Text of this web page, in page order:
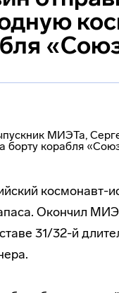
космонавт-
Окончил
31/32-й